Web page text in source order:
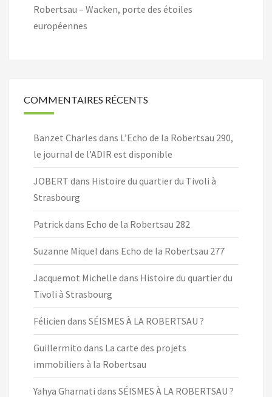
Robertsau – Wacken, porte des étoiles
européennes
COMMENTAIRES RÉCENTS
Banzet Charles dans L’Echo de la Robertsau 290,
le journal de l’ADIR est disponible
JOBERT dans Histoire du quartier du Tivoli à
Strasbourg
Patrickdans Echo de la Robertsau 282
Suzanne Miquel dans Echo de la Robertsau 277
Jacquemot Michelle dans Histoire du quartier du
Tivoli à Strasbourg
Félicien dans SÉISMES À LA ROBERTSAU ?
Guillermito dans La carte des projets
immobiliers à la Robertsau
Yahya Gharnati dans SÉISMES À LA ROBERTSAU ?